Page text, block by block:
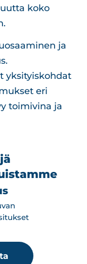
koko
ja
yksityiskohdat
eri
toimivina ja